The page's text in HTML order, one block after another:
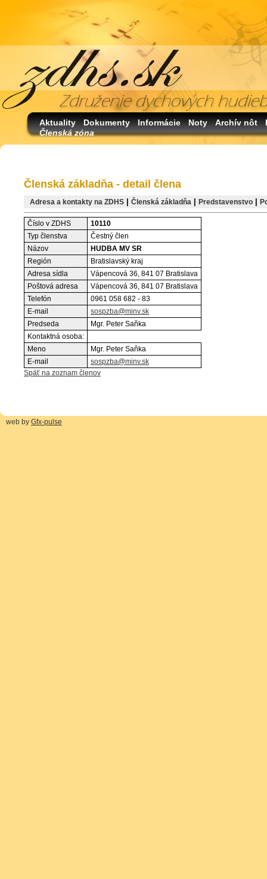
Aktuality Dokumenty Informácie Noty Archív nôt
Členská zóna
Členská základňa - detail člena
Adresa a kontakty na ZDHS Členská základňa Predstavenstvo
Číslo v ZDHS
10110
Typ členstva
Čestný člen
Názov
HUDBA MV SR
Región
Bratislavský kraj
Adresa sídla
Vápencová 36, 841 07 Bratislava
Poštová adresa
Vápencová 36, 841 07 Bratislava
Telefón
0961 058 682 - 83
E-mail
sospzba@minv.sk
Predseda
Mgr. Peter Saňka
Kontaktná osoba:
Meno
Mgr. Peter Saňka
E-mail
sospzba@minv.sk
Späť na zoznam členov
web by Gfx-pulse